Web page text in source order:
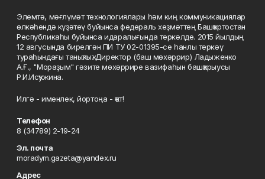
Элемтә, мәғлүмәт технологиялары һәм киң коммуникациялар
өлкәһендә күҙәтеү буйынса федераль хеҙмәттең Башҡортостан
Республикаһы буйынса идаралығында теркәлде. 2015 йылдың
12 авгусында бирелгән ПИ ТУ 02-01395-се һанлы теркәү
тураһындағы таныҡлыҡ. Директор (баш мөхәррир) Ладыженко
А.Ғ., "Мораҙым" гәзите мөхәррире вазифаһын башҡарыусы
Р.И.Исҡужина.
Илгә - именлек, йортоңа - ҡот!
Телефон
8 (34789) 2-19-24
Эл. почта
moradym.gazeta@yandex.ru
Адрес